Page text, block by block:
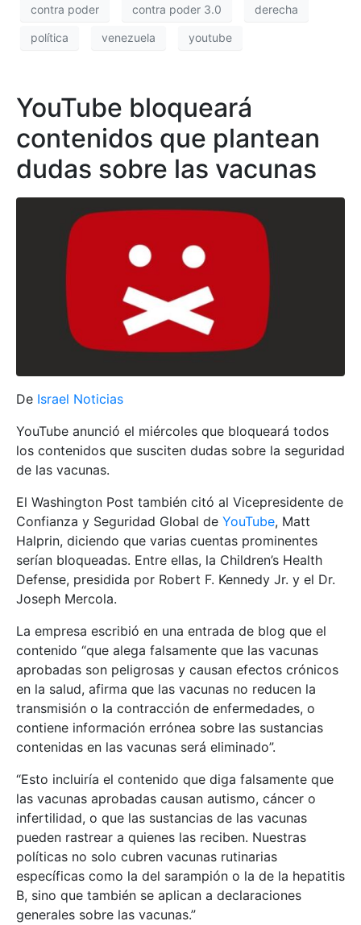
contra poder contra poder 3.0 derecha
política venezuela youtube
YouTube bloqueará
contenidos que plantean
dudas sobre las vacunas
De Israel Noticias
YouTube anunció el miércoles que bloqueará todos
los contenidos que susciten dudas sobre la seguridad
de las vacunas.
El Washington Post también citó al Vicepresidente de
Confianza y Seguridad Global de YouTube, Matt
Halprin, diciendo que varias cuentas prominentes
serían bloqueadas. Entre ellas, la Children’s Health
Defense, presidida por Robert F. Kennedy Jr. y el Dr.
Joseph Mercola.
La empresa escribió en una entrada de blog que el
contenido “que alega falsamente que las vacunas
aprobadas son peligrosas y causan efectos crónicos
en la salud, afirma que las vacunas no reducen la
transmisión o la contracción de enfermedades, o
contiene información errónea sobre las sustancias
contenidas en las vacunas será eliminado”.
“Esto incluiría el contenido que diga falsamente que
las vacunas aprobadas causan autismo, cáncer o
infertilidad, o que las sustancias de las vacunas
pueden rastrear a quienes las reciben. Nuestras
políticas no solo cubren vacunas rutinarias
específicas como la del sarampión o la de la hepatitis
B, sino que también se aplican a declaraciones
generales sobre las vacunas.”